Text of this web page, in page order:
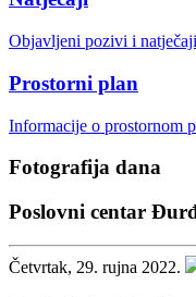
Objavljeni pozivi i natječaji
Prostorni plan
Informacije o prostornom
Fotografija dana
Poslovni centar
Četvrtak, 29. rujna 2022.